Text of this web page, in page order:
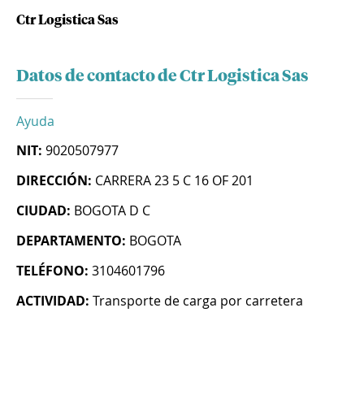
Ctr Logistica Sas
Datos de contacto de Ctr Logistica Sas
Ayuda
NIT: 9020507977
DIRECCIÓN: CARRERA 23 5 C 16 OF 201
CIUDAD: BOGOTA D C
DEPARTAMENTO: BOGOTA
TELÉFONO: 3104601796
ACTIVIDAD: Transporte de carga por carretera